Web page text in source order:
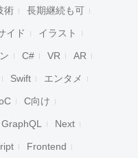
術 長期継続も可
イド イラスト
C# VR AR
Swift エンタメ
C向け
GraphQL Next
Frontend